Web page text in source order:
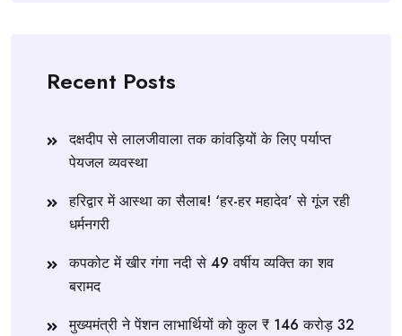
Recent Posts
दक्षदीप से लालजीवाला तक कांवड़ियों के लिए पर्याप्त
पेयजल व्यवस्था
हरिद्वार में आस्था का सैलाब! ‘हर-हर महादेव’ से गूंज रही
धर्मनगरी
कपकोट में खीर गंगा नदी से 49 वर्षीय व्यक्ति का शव
बरामद
मुख्यमंत्री ने पेंशन लाभार्थियों को कुल ₹ 146 करोड़ 32